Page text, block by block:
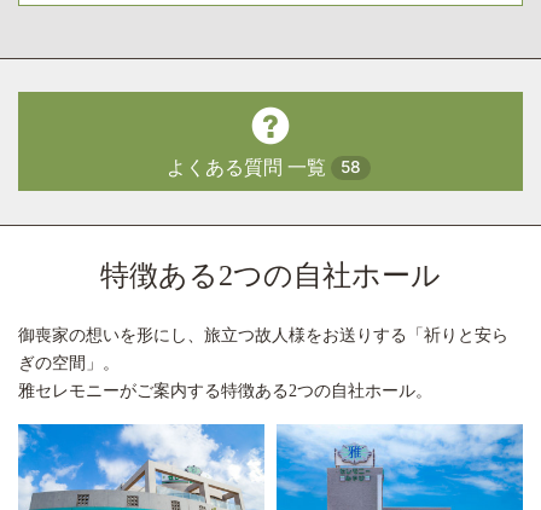
よくある質問 一覧 58
特徴ある2つの自社ホール
御喪家の想いを形にし、旅立つ故人様をお送りする「祈りと安ら
ぎの空間」。
雅セレモニーがご案内する特徴ある2つの自社ホール。